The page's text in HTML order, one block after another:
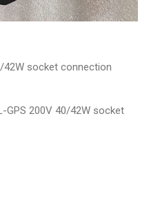
42W socket connection
GPS 200V 40/42W socket